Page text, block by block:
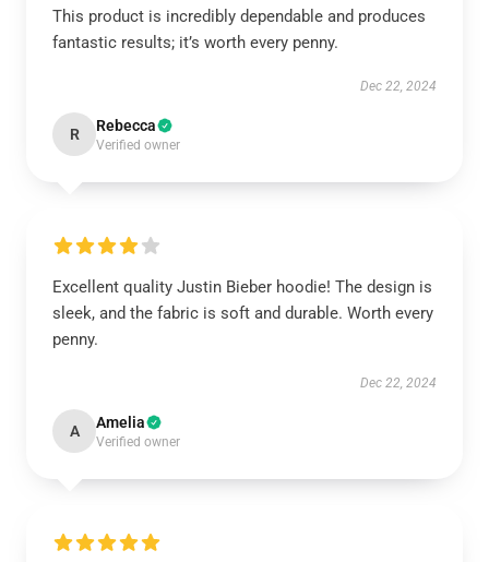
This product is incredibly dependable and produces
fantastic results; it’s worth every penny.
Dec 22, 2024
R Rebecca
Verified owner
Excellent quality Justin Bieber hoodie! The design is
sleek, and the fabric is soft and durable. Worth every
penny.
Dec 22, 2024
A Amelia
Verified owner